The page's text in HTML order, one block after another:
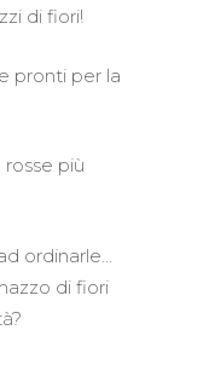
di fiori!
pronti per la
più
ordinarle…
di fiori